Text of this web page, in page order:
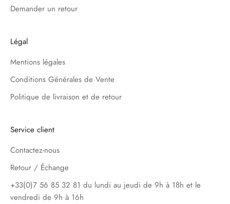
Demander un retour
Légal
Mentions légales
Conditions Générales de Vente
Politique de livraison et de retour
Service client
Contactez-nous
Retour / Échange
+33(0)7 56 85 32 81 du lundi au jeudi de 9h à 18h et le
vendredi de 9h à 16h